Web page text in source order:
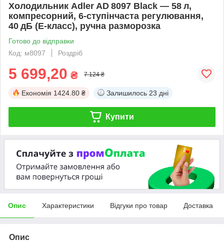
Холодильник Adler AD 8097 Black — 58 л,
компресорний, 6‑ступінчаста регулювання,
40 дБ (E‑класс), ручна разморозка
Готово до відправки
Код: м8097
Роздріб
5 699,20 ₴ 7 124 ₴
Економія 1424.80 ₴ Залишилось 23 дні
Купити
Опис Характеристики Відгуки про товар Доставка
Опис